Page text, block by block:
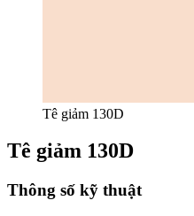
Tê giảm 130D
Tê giảm 130D
Thông số kỹ thuật